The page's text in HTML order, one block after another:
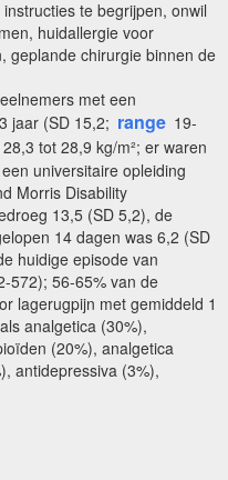
te begrijpen, onwil
huidallergie voor
geplande chirurgie binnen de
met een
jaar (SD 15,2; range 19-
tot 28,9 kg/m²; er waren
universitaire opleiding
Morris Disability
13,5 (SD 5,2), de
14 dagen was 6,2 (SD
huidige episode van
572); 56-65% van de
lagerugpijn met gemiddeld 1
analgetica (30%),
(20%), analgetica
antidepressiva (3%),